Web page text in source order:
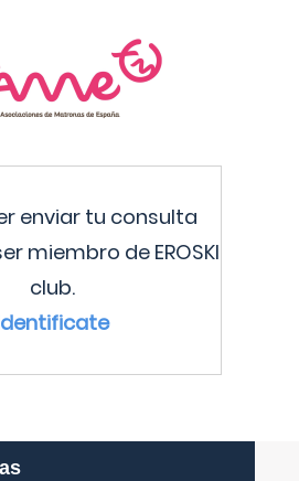
enviar tu consulta
miembro de EROSKI
club.